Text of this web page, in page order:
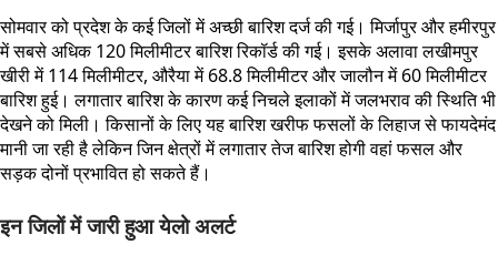
सोमवार को प्रदेश के कई जिलों में अच्छी बारिश दर्ज की गई। मिर्जापुर और हमीरपुर
में सबसे अधिक 120 मिलीमीटर बारिश रिकॉर्ड की गई। इसके अलावा लखीमपुर
खीरी में 114 मिलीमीटर, औरैया में 68.8 मिलीमीटर और जालौन में 60 मिलीमीटर
बारिश हुई। लगातार बारिश के कारण कई निचले इलाकों में जलभराव की स्थिति भी
देखने को मिली। किसानों के लिए यह बारिश खरीफ फसलों के लिहाज से फायदेमंद
मानी जा रही है लेकिन जिन क्षेत्रों में लगातार तेज बारिश होगी वहां फसल और
सड़क दोनों प्रभावित हो सकते हैं।
इन जिलों में जारी हुआ येलो अलर्ट